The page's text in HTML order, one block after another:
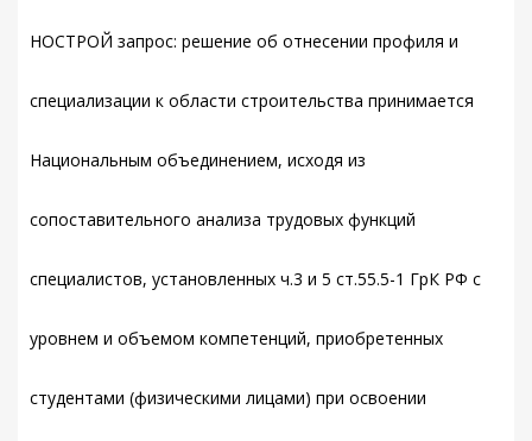
НОСТРОЙ запрос: решение об отнесении профиля и
специализации к области строительства принимается
Национальным объединением, исходя из
сопоставительного анализа трудовых функций
специалистов, установленных ч.3 и 5 ст.55.5-1 ГрК РФ с
уровнем и объемом компетенций, приобретенных
студентами (физическими лицами) при освоении